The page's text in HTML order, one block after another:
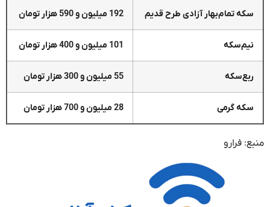
سکه تمام‌بهار آزادی طرح قدیم 192 میلیون و 590 هزار تومان
نیم‌سکه 101 میلیون و 400 هزار تومان
ربع‌سکه 55 میلیون و 300 هزار تومان
سکه گرمی 28 میلیون و 700 هزار تومان
منبع: فرارو